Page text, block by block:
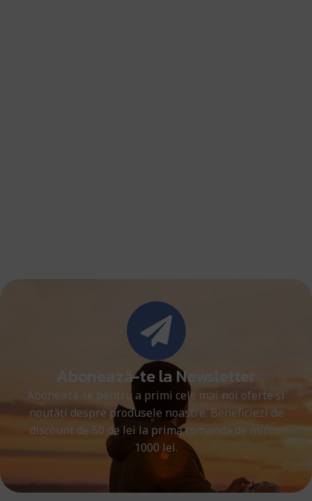
Abonează-te la Newsletter
Abonează-te pentru a primi cele mai noi oferte și
noutăți despre produsele noastre. Beneficiezi de
discount de 50 de lei la prima comanda de minim
1000 lei.